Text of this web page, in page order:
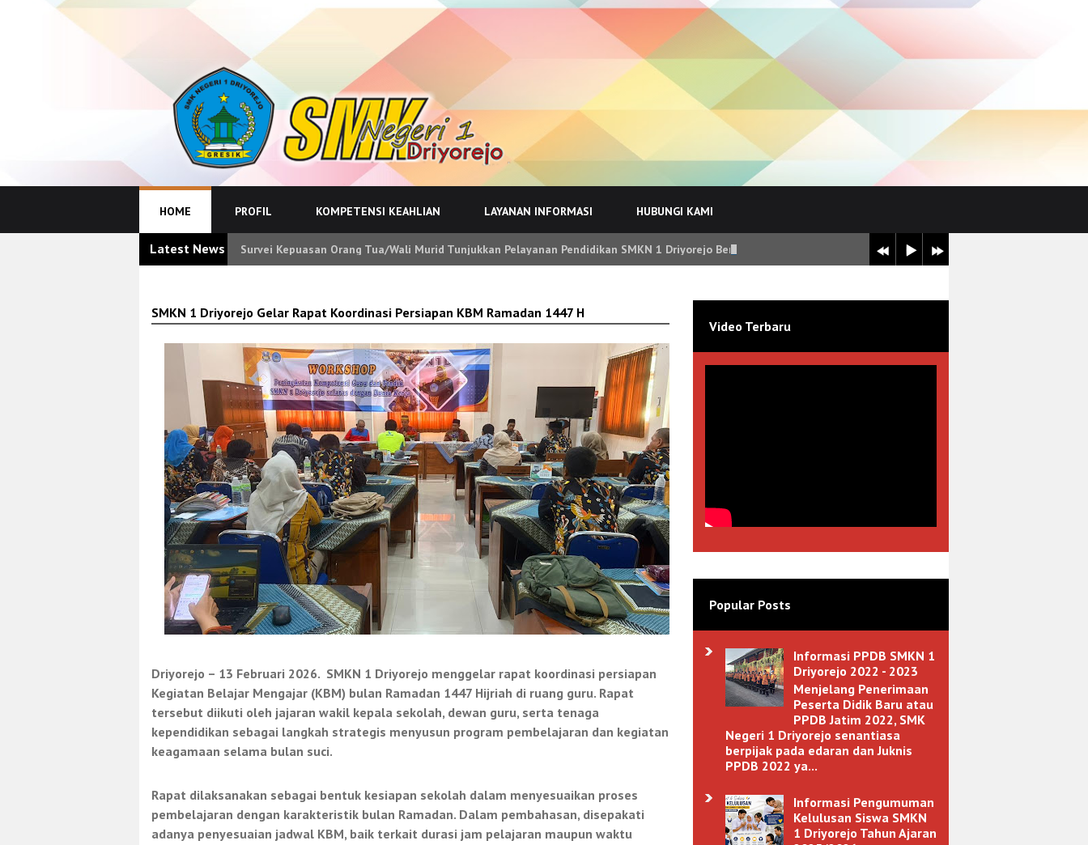
HOME PROFIL KOMPETENSI KEAHLIAN LAYANAN INFORMASI HUBUNGI KAMI
Latest News Survei Kepuasan Orang Tua/Wali Murid Tunjukkan Pelayanan Pendidikan SMKN 1 Driyorejo Berkategori Sangat Baik
SMKN 1 Driyorejo Gelar Rapat Koordinasi Persiapan KBM Ramadan 1447 H
Driyorejo – 13 Februari 2026. SMKN 1 Driyorejo menggelar rapat koordinasi persiapan
Kegiatan Belajar Mengajar (KBM) bulan Ramadan 1447 Hijriah di ruang guru. Rapat
tersebut diikuti oleh jajaran wakil kepala sekolah, dewan guru, serta tenaga
kependidikan sebagai langkah strategis menyusun program pembelajaran dan kegiatan
keagamaan selama bulan suci.
Rapat dilaksanakan sebagai bentuk kesiapan sekolah dalam menyesuaikan proses
pembelajaran dengan karakteristik bulan Ramadan. Dalam pembahasan, disepakati
adanya penyesuaian jadwal KBM, baik terkait durasi jam pelajaran maupun waktu
Video Terbaru
Popular Posts
Informasi PPDB SMKN 1
Driyorejo 2022 - 2023
Menjelang Penerimaan
Peserta Didik Baru atau
PPDB Jatim 2022, SMK
Negeri 1 Driyorejo senantiasa
berpijak pada edaran dan Juknis
PPDB 2022 ya...
Informasi Pengumuman
Kelulusan Siswa SMKN
1 Driyorejo Tahun Ajaran